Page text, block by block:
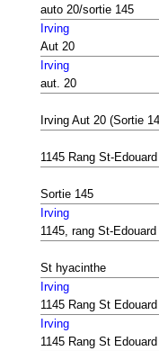
auto 20/sortie 145
Irving
Aut 20
Irving
aut. 20
Irving Aut 20 (Sortie
1145 Rang St-Edouard
Sortie 145
Irving
1145, rang St-Edouard
St hyacinthe
Irving
1145 Rang St
Irving
1145 Rang St